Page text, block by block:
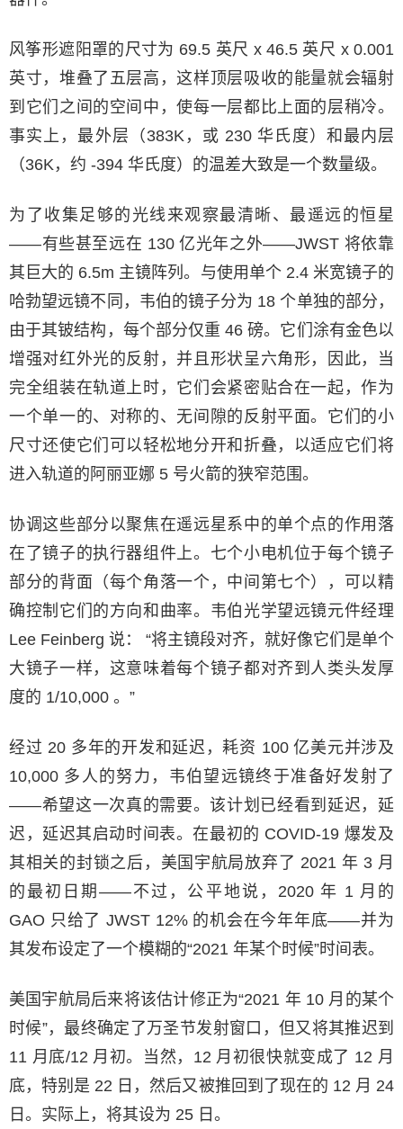
风筝形遮阳罩的尺寸为 69.5 英尺 x 46.5 英尺 x 0.001
英寸，堆叠了五层高，这样顶层吸收的能量就会辐射
到它们之间的空间中，使每一层都比上面的层稍冷。
事实上，最外层（383K，或 230 华氏度）和最内层
（36K，约 -394 华氏度）的温差大致是一个数量级。
为了收集足够的光线来观察最清晰、最遥远的恒星
——有些甚至远在 130 亿光年之外——JWST 将依靠
其巨大的 6.5m 主镜阵列。与使用单个 2.4 米宽镜子的
哈勃望远镜不同，韦伯的镜子分为 18 个单独的部分，
由于其铍结构，每个部分仅重 46 磅。它们涂有金色以
增强对红外光的反射，并且形状呈六角形，因此，当
完全组装在轨道上时，它们会紧密贴合在一起，作为
一个单一的、对称的、无间隙的反射平面。它们的小
尺寸还使它们可以轻松地分开和折叠，以适应它们将
进入轨道的阿丽亚娜 5 号火箭的狭窄范围。
协调这些部分以聚焦在遥远星系中的单个点的作用落
在了镜子的执行器组件上。七个小电机位于每个镜子
部分的背面（每个角落一个，中间第七个），可以精
确控制它们的方向和曲率。韦伯光学望远镜元件经理
Lee Feinberg 说： “将主镜段对齐，就好像它们是单个
大镜子一样，这意味着每个镜子都对齐到人类头发厚
度的 1/10,000 。”
经过 20 多年的开发和延迟，耗资 100 亿美元并涉及
10,000 多人的努力，韦伯望远镜终于准备好发射了
——希望这一次真的需要。该计划已经看到延迟，延
迟，延迟其启动时间表。在最初的 COVID-19 爆发及
其相关的封锁之后，美国宇航局放弃了 2021 年 3 月
的最初日期——不过，公平地说，2020 年 1 月的
GAO 只给了 JWST 12% 的机会在今年年底——并为
其发布设定了一个模糊的“2021 年某个时候”时间表。
美国宇航局后来将该估计修正为“2021 年 10 月的某个
时候”，最终确定了万圣节发射窗口，但又将其推迟到
11 月底/12 月初。当然，12 月初很快就变成了 12 月
底，特别是 22 日，然后又被推回到了现在的 12 月 24
日。实际上，将其设为 25 日。